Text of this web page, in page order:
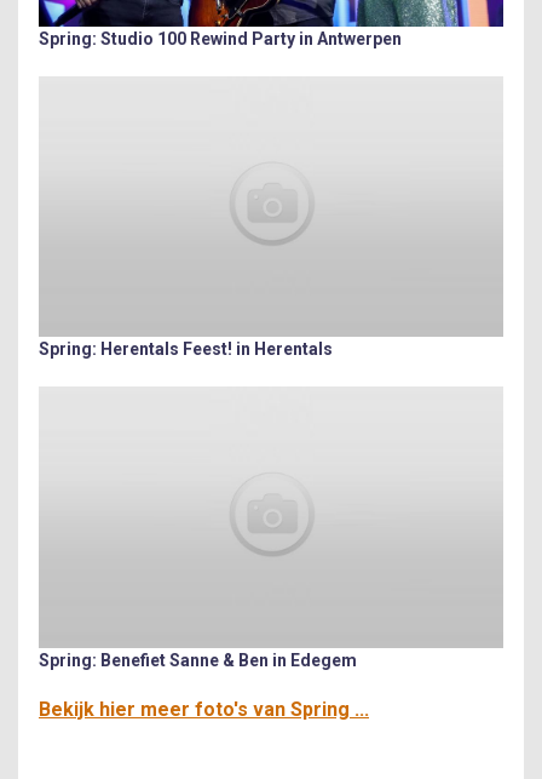
Spring: Studio 100 Rewind Party in Antwerpen
Spring: Herentals Feest! in Herentals
Spring: Benefiet Sanne & Ben in Edegem
Bekijk hier meer foto's van Spring ...